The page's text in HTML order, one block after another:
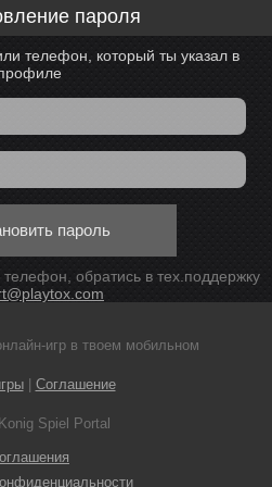
пароля
телефон, который ты указал в
пароль
обратись в тех.поддержку
игр в твоем мобильном
| Соглашение
Spiel Portal